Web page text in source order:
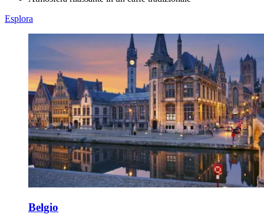
Esplora
Belgio